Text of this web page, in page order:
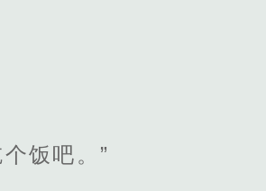
饭吧。”